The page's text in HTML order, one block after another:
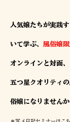
人気嬢たちが実践
いて学ぶ、 風俗嬢
オンラインと対面
五つ星クオリティ
俗嬢になりませんか
＊写メ日記セミナーはこ